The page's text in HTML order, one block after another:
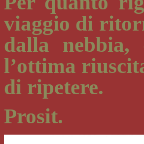
viaggio di
dalla
l’ottima
di ripetere.
Prosit.